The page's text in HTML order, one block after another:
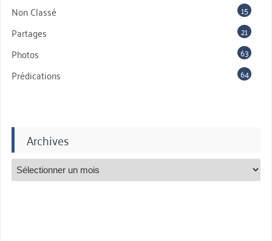
Non Classé 15
Partages 21
Photos 63
Prédications 64
Archives